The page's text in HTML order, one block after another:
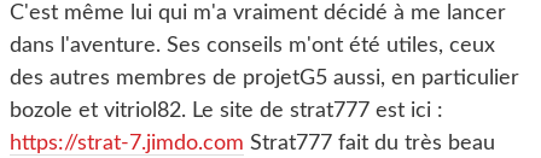
C'est même lui qui m'a vraiment décidé à me lancer
dans l'aventure. Ses conseils m'ont été utiles, ceux
des autres membres de projetG5 aussi, en particulier
bozole et vitriol82. Le site de strat777 est ici :
https://strat-7.jimdo.com Strat777 fait du très beau